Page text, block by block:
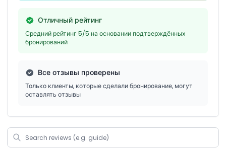
Отличный рейтинг
Средний рейтинг 5/5 на основании подтверждённых
бронирований
Все отзывы проверены
Только клиенты, которые сделали бронирование, могут
оставлять отзывы